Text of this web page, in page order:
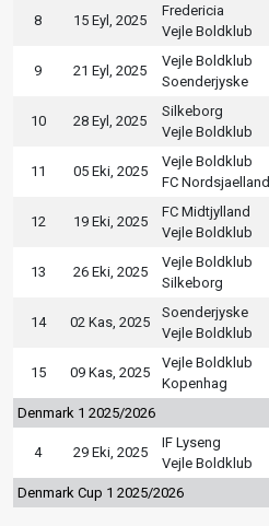
8 15 Eyl, 2025
Fredericia
Vejle Boldklub
9 21 Eyl, 2025
Vejle Boldklub
Soenderjyske
10 28 Eyl, 2025
Silkeborg
Vejle Boldklub
11 05 Eki, 2025
Vejle Boldklub
FC Nordsjaelland
12 19 Eki, 2025
FC Midtjylland
Vejle Boldklub
13 26 Eki, 2025
Vejle Boldklub
Silkeborg
14 02 Kas, 2025
Soenderjyske
Vejle Boldklub
15 09 Kas, 2025
Vejle Boldklub
Kopenhag
Denmark 1 2025/2026
4 29 Eki, 2025
IF Lyseng
Vejle Boldklub
Denmark Cup 1 2025/2026